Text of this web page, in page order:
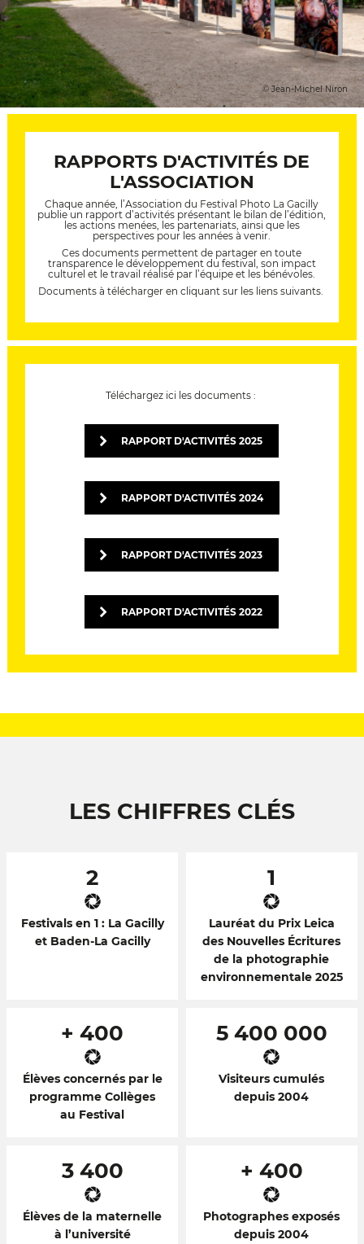
© Jean-Michel Niron
RAPPORTS D'ACTIVITÉS DE
L'ASSOCIATION
Chaque année, l’Association du Festival Photo La Gacilly
publie un rapport d’activités présentant le bilan de l’édition,
les actions menées, les partenariats, ainsi que les
perspectives pour les années à venir.
Ces documents permettent de partager en toute
transparence le développement du festival, son impact
culturel et le travail réalisé par l’équipe et les bénévoles.
Documents à télécharger en cliquant sur les liens suivants.
Téléchargez ici les documents :
RAPPORT D'ACTIVITÉS 2025
RAPPORT D'ACTIVITÉS 2024
RAPPORT D'ACTIVITÉS 2023
RAPPORT D'ACTIVITÉS 2022
LES CHIFFRES CLÉS
2
Festivals en 1 : La Gacilly
et Baden-La Gacilly
1
Lauréat du Prix Leica
des Nouvelles Écritures
de la photographie
environnementale 2025
+ 400
Élèves concernés par le
programme Collèges
au Festival
5 400 000
Visiteurs cumulés
depuis 2004
3 400
Élèves de la maternelle
à l’université
+ 400
Photographes exposés
depuis 2004